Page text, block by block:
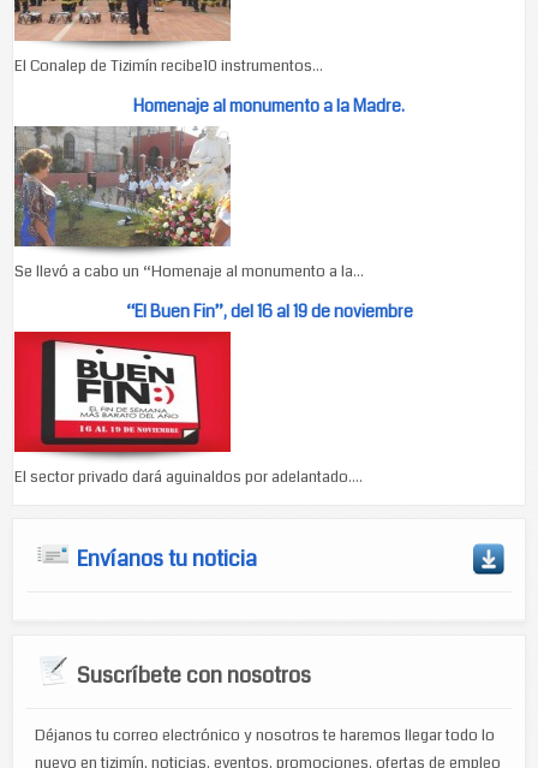
El Conalep de Tizimín recibe10 instrumentos...
Homenaje al monumento a la Madre.
Se llevó a cabo un “Homenaje al monumento a la...
“El Buen Fin”, del 16 al 19 de noviembre
El sector privado dará aguinaldos por adelantado....
Envíanos tu noticia
Suscríbete con nosotros
Déjanos tu correo electrónico y nosotros te haremos llegar todo lo
nuevo en tizimín, noticias, eventos, promociones, ofertas de empleo